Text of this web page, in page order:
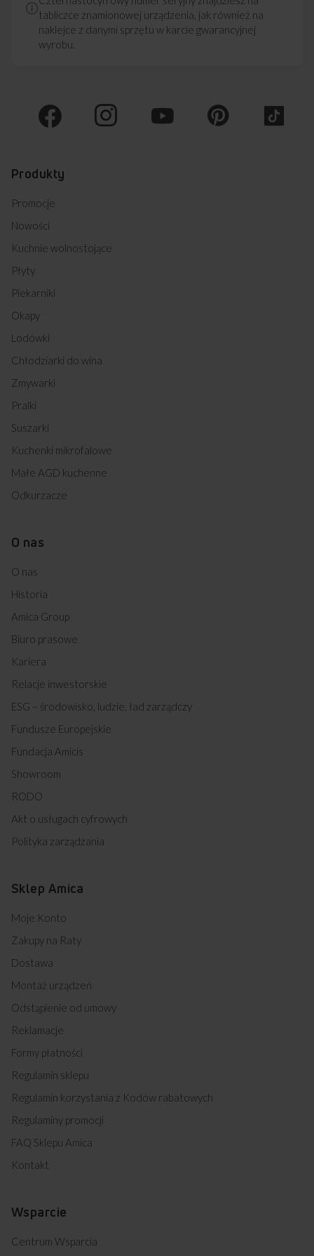
tabliczce znamionowej urządzenia, jak również na
naklejce z danymi sprzętu w karcie gwarancyjnej
wyrobu.
Produkty
Promocje
Nowości
Kuchnie wolnostojące
Płyty
Piekarniki
Okapy
Lodówki
Chłodziarki do wina
Zmywarki
Pralki
Suszarki
Kuchenki mikrofalowe
Małe AGD kuchenne
Odkurzacze
O nas
O nas
Historia
Amica Group
Biuro prasowe
Kariera
Relacje inwestorskie
ESG – środowisko, ludzie, ład zarządczy
Fundusze Europejskie
Fundacja Amicis
Showroom
RODO
Akt o usługach cyfrowych
Polityka zarządzania
Sklep Amica
Moje Konto
Zakupy na Raty
Dostawa
Montaż urządzeń
Odstąpienie od umowy
Reklamacje
Formy płatności
Regulamin sklepu
Regulamin korzystania z Kodów rabatowych
Regulaminy promocji
FAQ Sklepu Amica
Kontakt
Wsparcie
Centrum Wsparcia